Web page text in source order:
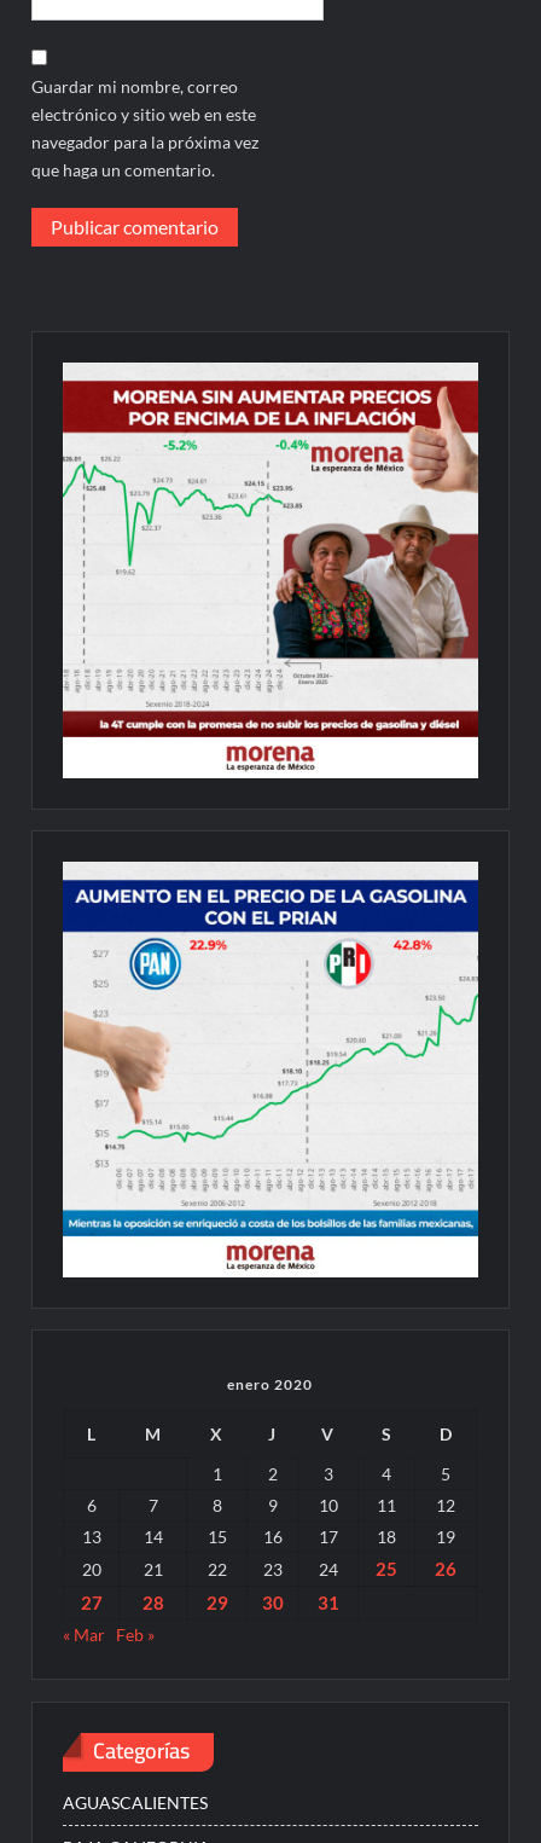
Guardar mi nombre, correo
electrónico y sitio web en este
navegador para la próxima vez
que haga un comentario.
enero 2020
L M X J V S
D
1
2 3 4
5
6
7 8 9 10 11
12
13
14 15 16 17 18
19
20
21 22 23 24 25
26
27
28 29 30 31
« Mar Feb »
Categorías
AGUASCALIENTES